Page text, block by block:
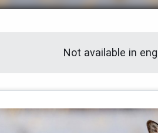
Not available in